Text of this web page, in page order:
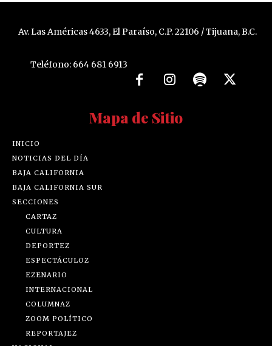
Av. Las Américas 4633, El Paraíso, C.P. 22106 / Tijuana, B.C.
Teléfono: 664 681 6913
Mapa de Sitio
INICIO
NOTICIAS DEL DÍA
BAJA CALIFORNIA
BAJA CALIFORNIA SUR
SECCIONES
CARTAZ
CULTURA
DEPORTEZ
ESPECTÁCULOZ
EZENARIO
INTERNACIONAL
COLUMNAZ
ZOOM POLÍTICO
REPORTAJEZ